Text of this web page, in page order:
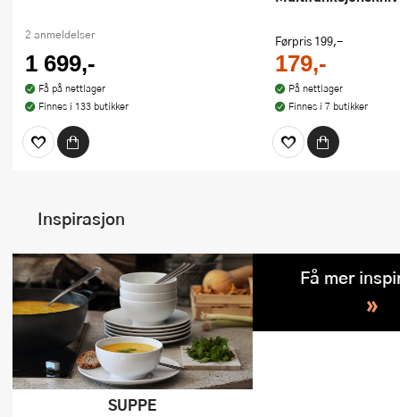
2 anmeldelser
1 699,-
Få på nettlager
Finnes i 133 butikker
Førpris 199,-
179,-
På nettlager
Finnes i 7 butikker
Inspirasjon
SUPPE
Få mer
»